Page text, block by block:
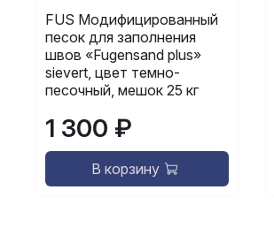
FUS Модифицированный
песок для заполнения
швов «Fugensand plus»
sievert, цвет темно-
песочный, мешок 25 кг
1 300 ₽
В корзину